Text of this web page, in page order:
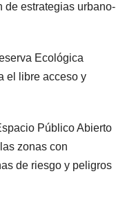
de estrategias urbano-
Ecológica
el libre acceso y
Público Abierto
zonas con
de riesgo y peligros